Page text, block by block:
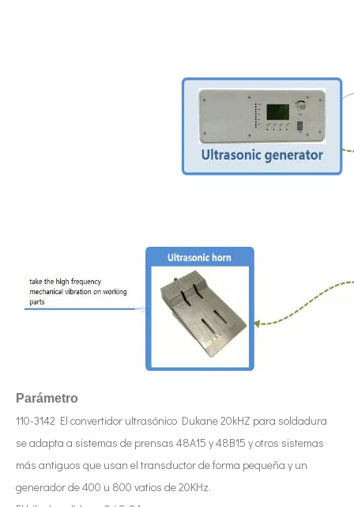
Estudio sobre inactivación de esporas bacterianas mediante tecnología ultrasónica
Actualmente, la investigación sobre la extracción de antioxidantes
Parámetro
110-3142 El convertidor ultrasónico Dukane 20kHZ para soldadura
se adapta a sistemas de prensas 48A15 y 48B15 y otros sistemas
más antiguos que usan el transductor de forma pequeña y un
generador de 400 u 800 vatios de 20KHz.